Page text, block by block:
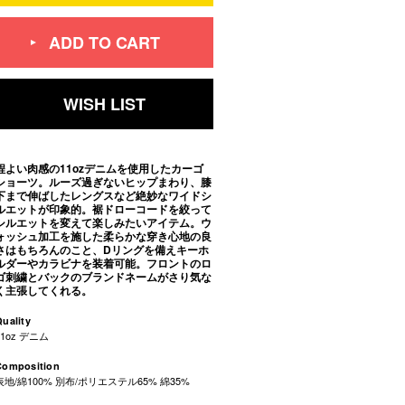
ADD TO CART
WISH LIST
よい肉感の11ozデニムを使用したカーゴ
ョーツ。ルーズ過ぎないヒップまわり、膝
まで伸ばしたレングスなど絶妙なワイドシ
エットが印象的。裾ドローコードを絞って
ルエットを変えて楽しみたいアイテム。ウ
ッシュ加工を施した柔らかな穿き心地の良
はもちろんのこと、Dリングを備えキーホ
ダーやカラビナを装着可能。フロントのロ
刺繍とバックのブランドネームがさり気な
主張してくれる。
デニム
地/綿100% 別布/ポリエステル65% 綿35%